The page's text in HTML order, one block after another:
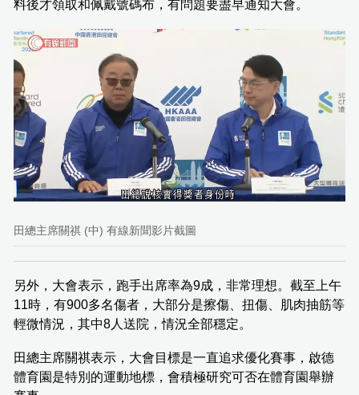
料後才領取和佩戴號碼布，有問題要盡早通知大會。
田總主席關祺 (中) 有線新聞影片截圖
另外，大會表示，跑手出席率為9成，非常理想。截至上午
11時，有900多名傷者，大部分是擦傷、扭傷、肌肉抽筋等
輕微情況，其中8人送院，情況全部穩定。
田總主席關祺表示，大會目標是一直追求優化賽事，啟德
體育園是特別的運動地標，會積極研究可否在體育園舉辦